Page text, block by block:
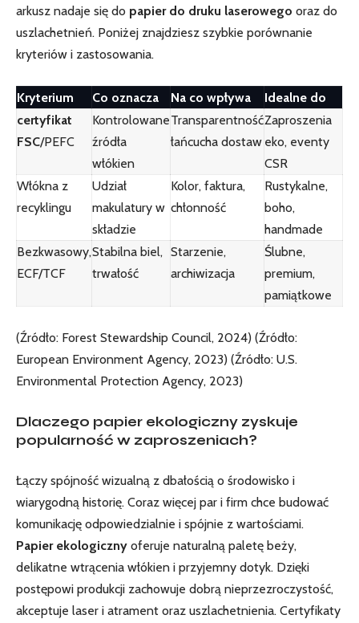
arkusz nadaje się do papier do druku laserowego oraz do
uszlachetnień. Poniżej znajdziesz szybkie porównanie
kryteriów i zastosowania.
Kryterium Co oznacza Na co wpływa
Idealne do
certyfikat
FSC/PEFC
Kontrolowane
źródła
włókien
Transparentność
łańcucha dostaw
Zaproszenia
eko, eventy
CSR
Włókna z
recyklingu
Udział
makulatury w
składzie
Kolor, faktura,
chłonność
Rustykalne,
boho,
handmade
Bezkwasowy,
ECF/TCF
Stabilna biel,
trwałość
Starzenie,
archiwizacja
Ślubne,
premium,
pamiątkowe
(Źródło: Forest Stewardship Council, 2024) (Źródło:
European Environment Agency, 2023) (Źródło: U.S.
Environmental Protection Agency, 2023)
Dlaczego papier ekologiczny zyskuje
popularność w zaproszeniach?
Łączy spójność wizualną z dbałością o środowisko i
wiarygodną historię. Coraz więcej par i firm chce budować
komunikację odpowiedzialnie i spójnie z wartościami.
Papier ekologiczny oferuje naturalną paletę beży,
delikatne wtrącenia włókien i przyjemny dotyk. Dzięki
postępowi produkcji zachowuje dobrą nieprzezroczystość,
akceptuje laser i atrament oraz uszlachetnienia. Certyfikaty